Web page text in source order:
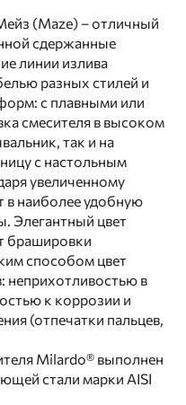
(Maze) – отличный
сдержанные
линии излива
разных стилей и
с плавными или
смесителя в высоком
так и на
с настольным
увеличенному
в наиболее удобную
Элегантный цвет
брашировки
способом цвет
неприхотливостью в
к коррозии и
(отпечатки пальцев,
Milardo® выполнен
стали марки AISI